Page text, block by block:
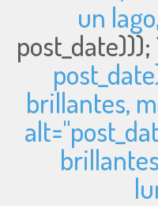
un
post_date)));
brillantes,
alt="